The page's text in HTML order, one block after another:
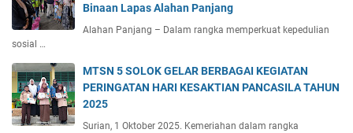
Binaan Lapas Alahan Panjang
Alahan Panjang – Dalam rangka memperkuat kepedulian
sosial …
MTSN 5 SOLOK GELAR BERBAGAI KEGIATAN
PERINGATAN HARI KESAKTIAN PANCASILA TAHUN
2025
Surian, 1 Oktober 2025. Kemeriahan dalam rangka